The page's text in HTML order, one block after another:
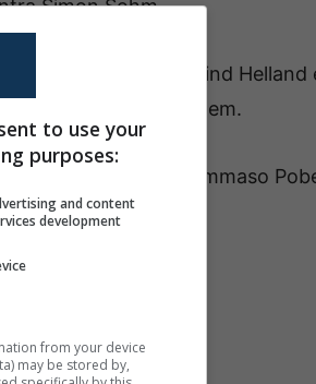
Simon Sohm.
tattica. Eivind Helland
Lysaker Heggem.
tattica. Tommaso
Nikola Moro.
to use your
purposes:
and content
development
from your device
may be stored by,